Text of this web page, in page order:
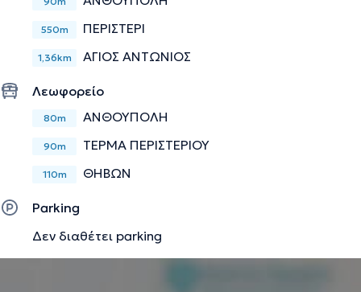
550m ΠΕΡΙΣΤΕΡΙ
1,36km ΑΓΙΟΣ ΑΝΤΩΝΙΟΣ
Λεωφορείο
80m ΑΝΘΟΥΠΟΛΗ
90m ΤΕΡΜΑ ΠΕΡΙΣΤΕΡΙΟΥ
110m ΘΗΒΩΝ
Parking
Δεν διαθέτει parking